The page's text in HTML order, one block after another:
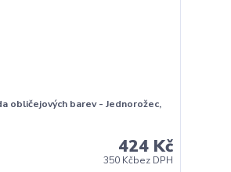
obličejových barev - Jednorožec,
424 Kč
350 Kčbez DPH